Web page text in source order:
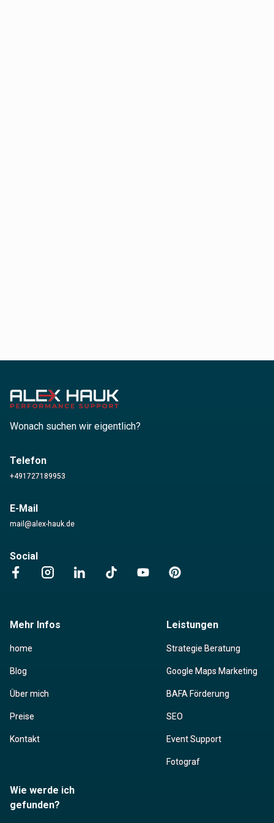
Wonach suchen wir eigentlich?
Telefon
+491727189953
E-Mail
mail@alex-hauk.de
Social
Mehr Infos
home
Blog
Über mich
Preise
Kontakt
Leistungen
Strategie Beratung
Google Maps Marketing
BAFA Förderung
SEO
Event Support
Fotograf
Wie werde ich
gefunden?